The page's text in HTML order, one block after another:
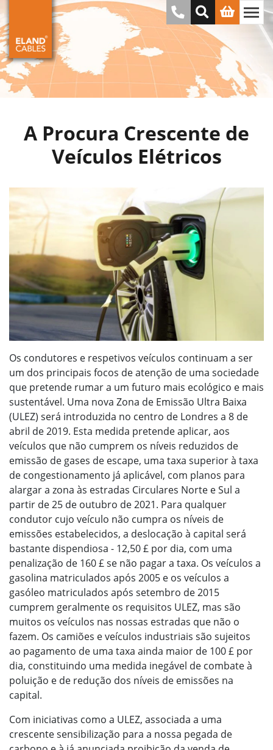
A Procura Crescente de
Veículos Elétricos
Os condutores e respetivos veículos continuam a ser
um dos principais focos de atenção de uma sociedade
que pretende rumar a um futuro mais ecológico e mais
sustentável. Uma nova Zona de Emissão Ultra Baixa
(ULEZ) será introduzida no centro de Londres a 8 de
abril de 2019. Esta medida pretende aplicar, aos
veículos que não cumprem os níveis reduzidos de
emissão de gases de escape, uma taxa superior à taxa
de congestionamento já aplicável, com planos para
alargar a zona às estradas Circulares Norte e Sul a
partir de 25 de outubro de 2021. Para qualquer
condutor cujo veículo não cumpra os níveis de
emissões estabelecidos, a deslocação à capital será
bastante dispendiosa - 12,50 £ por dia, com uma
penalização de 160 £ se não pagar a taxa. Os veículos a
gasolina matriculados após 2005 e os veículos a
gasóleo matriculados após setembro de 2015
cumprem geralmente os requisitos ULEZ, mas são
muitos os veículos nas nossas estradas que não o
fazem. Os camiões e veículos industriais são sujeitos
ao pagamento de uma taxa ainda maior de 100 £ por
dia, constituindo uma medida inegável de combate à
poluição e de redução dos níveis de emissões na
capital.
Com iniciativas como a ULEZ, associada a uma
crescente sensibilização para a nossa pegada de